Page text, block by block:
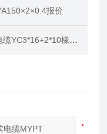
报价
橡皮电缆